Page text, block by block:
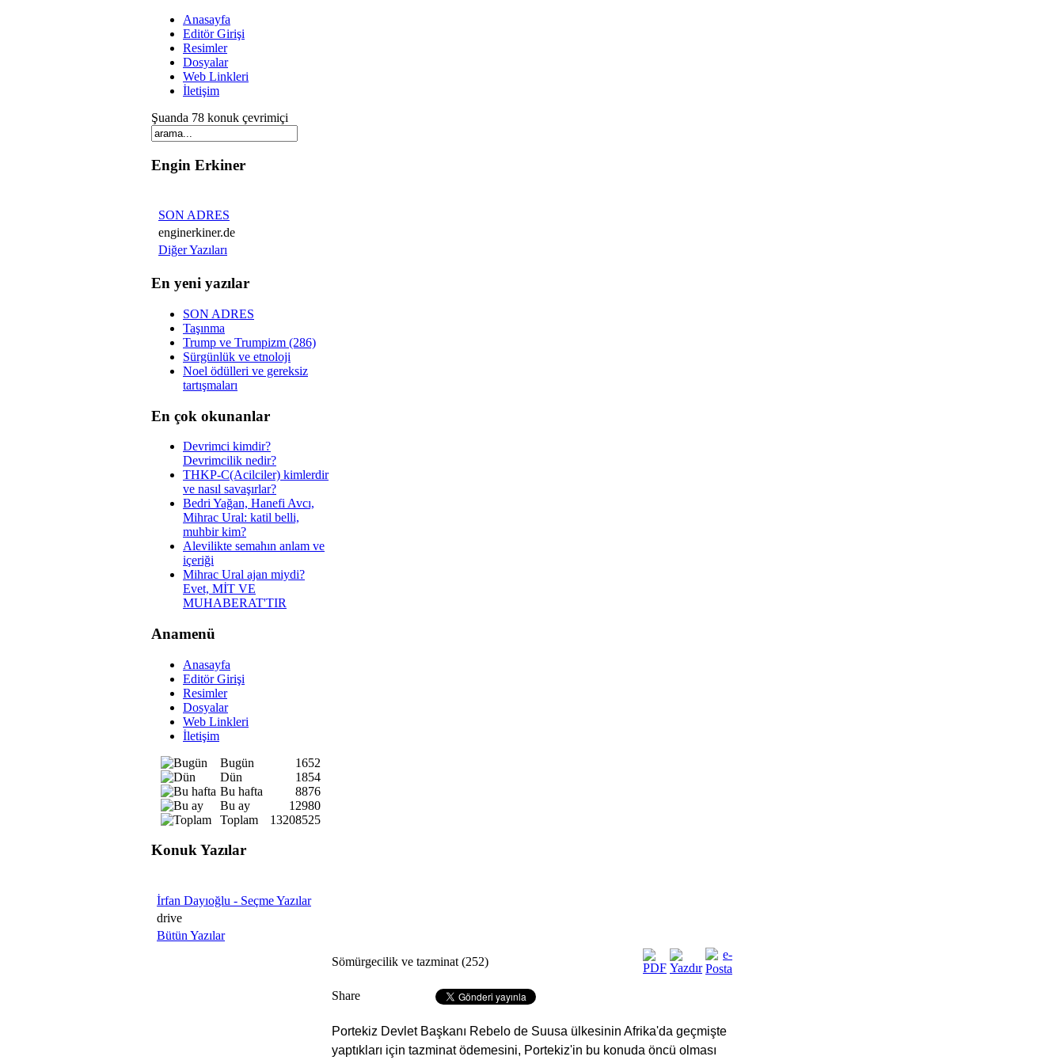
Anasayfa
Editör Girişi
Resimler
Dosyalar
Web Linkleri
İletişim
Şuanda 78 konuk çevrimiçi
Engin Erkiner
SON ADRES
enginerkiner.de
Diğer Yazıları
En yeni yazılar
SON ADRES
Taşınma
Trump ve Trumpizm (286)
Sürgünlük ve etnoloji
Noel ödülleri ve gereksiz
tartışmaları
En çok okunanlar
Devrimci kimdir?
Devrimcilik nedir?
THKP-C(Acilciler) kimlerdir
ve nasıl savaşırlar?
Bedri Yağan, Hanefi Avcı,
Mihrac Ural: katil belli,
muhbir kim?
Alevilikte semahın anlam ve
içeriği
Mihrac Ural ajan miydi?
Evet, MİT VE
MUHABERAT'TIR
Anamenü
Anasayfa
Editör Girişi
Resimler
Dosyalar
Web Linkleri
İletişim
Bugün
1652
Dün
1854
Bu hafta
8876
Bu ay
12980
Toplam
13208525
Konuk Yazılar
İrfan Dayıoğlu - Seçme Yazılar
drive
Bütün Yazılar
Sömürgecilik ve tazminat (252)
Share
Portekiz Devlet Başkanı Rebelo de Suusa ülkesinin Afrika'da geçmişte
yaptıkları için tazminat ödemesini, Portekiz'in bu konuda öncü olması